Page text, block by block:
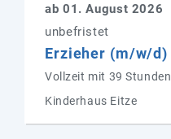
ab 01. August 2026
unbefristet
Erzieher (m/w/d)
Vollzeit mit 39 Stunden
Kinderhaus Eitze